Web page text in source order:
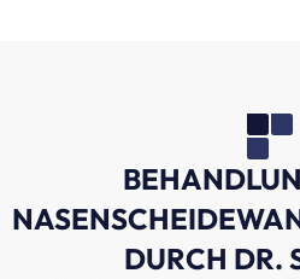
DURCH DR.